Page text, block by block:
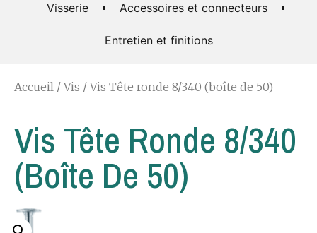
Visserie Accessoires et connecteurs
Entretien et finitions
Accueil /Vis / Vis Tête ronde 8/340 (boîte de 50)
Vis Tête Ronde 8/340
(boîte De 50)